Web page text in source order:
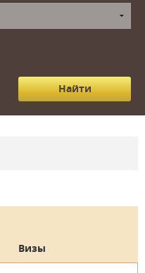
Визы